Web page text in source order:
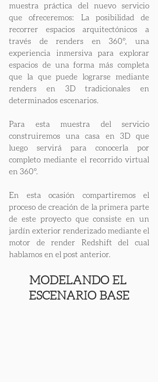
muestra práctica del nuevo servicio
que ofreceremos: La posibilidad de
recorrer espacios arquitectónicos a
través de renders en 360°, una
experiencia inmersiva para explorar
espacios de una forma más completa
que la que puede lograrse mediante
renders en 3D tradicionales en
determinados escenarios.
Para esta muestra del servicio
construiremos una casa en 3D que
luego servirá para conocerla por
completo mediante el recorrido virtual
en 360°.
En esta ocasión compartiremos el
proceso de creación de la primera parte
de este proyecto que consiste en un
jardín exterior renderizado mediante el
motor de render Redshift del cual
hablamos en el post anterior.
MODELANDO EL
ESCENARIO BASE